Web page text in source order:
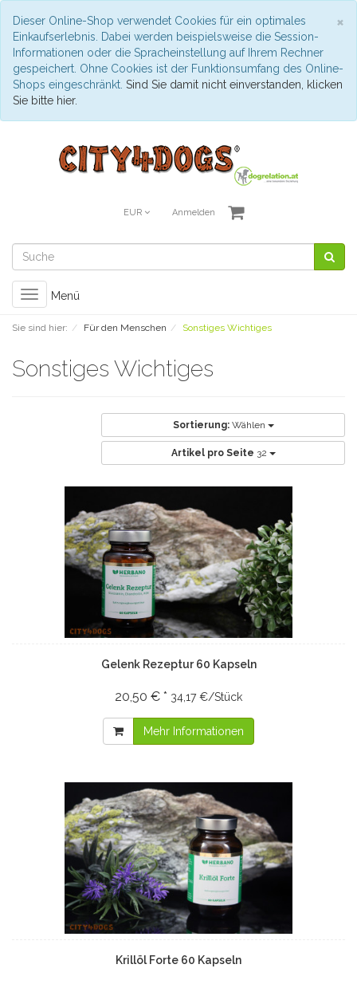
×
Dieser Online-Shop verwendet Cookies für ein optimales
Einkaufserlebnis. Dabei werden beispielsweise die Session-
Informationen oder die Spracheinstellung auf Ihrem Rechner
gespeichert. Ohne Cookies ist der Funktionsumfang des Online-
Shops eingeschränkt. Sind Sie damit nicht einverstanden, klicken
Sie bitte hier.
EUR Anmelden
Toggle
navigation
Menü
Sie sind hier: Für den Menschen Sonstiges Wichtiges
Sonstiges Wichtiges
Sortierung: Wählen
Artikel pro Seite 32
Gelenk Rezeptur 60 Kapseln
20,50 € * 34,17 €/Stück
Mehr Informationen
Krillöl Forte 60 Kapseln